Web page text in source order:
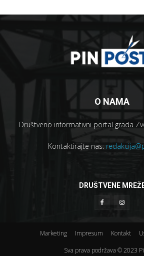
O NAMA
Društveno informativni portal grada
Kontaktirajte nas:
DRUŠTVENE
Marketing Impresum Kontakt
Sva prava podržava © 2023